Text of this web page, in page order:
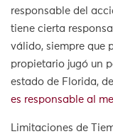
responsable del
tiene cierta
válido, siempre que
propietario jugó un
estado de Florida,
es responsable al
Limitaciones de